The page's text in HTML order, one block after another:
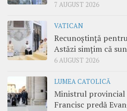
7 AUGUST 2026
VATICAN
Recunoștință
Astăzi simțim că
6 AUGUST 2026
LUMEA CATOLICĂ
Ministrul provincial
Francisc predă